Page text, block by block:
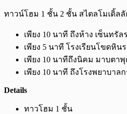
ทาวน์โฮม 1 ชั้น 2 ชั้น สไตลโมเดิ้ล
เพียง 10 นาที ถึงห้าง เซ็นทรัล
เพียง 5 นาที โรงเรียนโขดหิน
เพียง 10 นาทีถึงนิคม มาบตาพุ
เพียง 10 นาที ถึงโรงพยาบาล
Details
ทาวโฮม 1 ชั้น